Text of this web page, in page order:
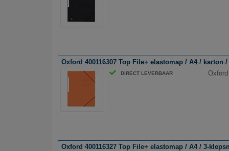
Oxford 400116307 Top File+ elastomap / A4 / karton
DIRECT LEVERBAAR
Oxford 400116327 Top File+ elastomap / A4 / 3-